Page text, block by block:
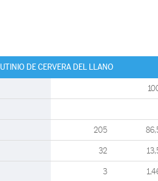
DE CERVERA DEL LLANO
205
32
3